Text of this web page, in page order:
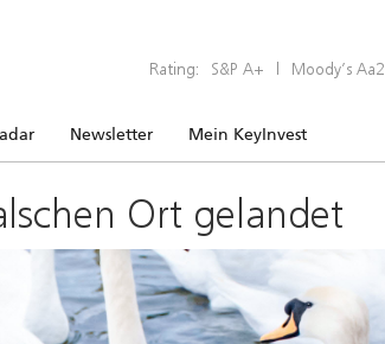
Rating: S&P A+ | Moody’s Aa2
Newsletter Mein KeyInvest
Ort gelandet